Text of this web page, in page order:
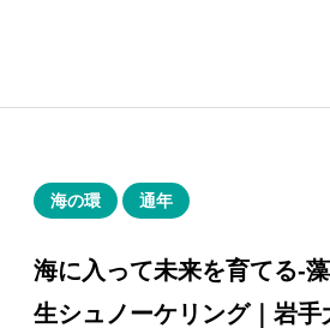
海の環 通年
海に入って未来を育てる-
生シュノーケリング｜岩手